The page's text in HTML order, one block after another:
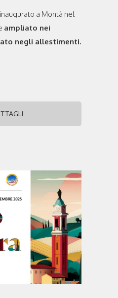
a Montà nel
ampliato nei
negli allestimenti.